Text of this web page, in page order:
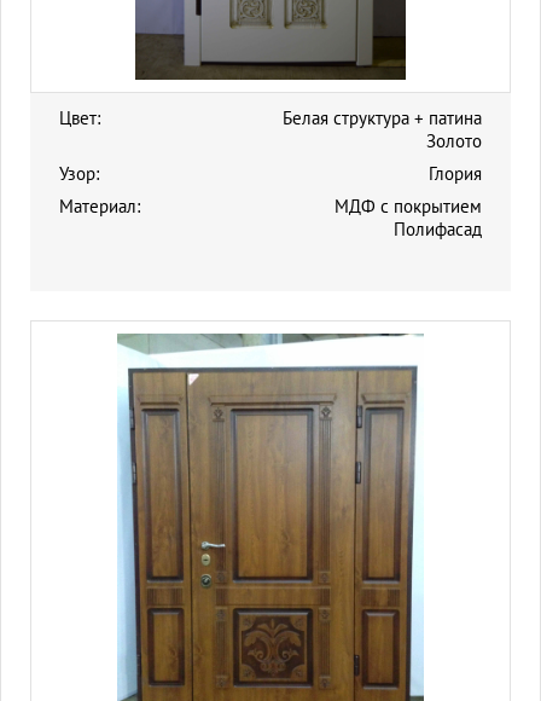
Цвет:
Белая структура + патина
Золото
Узор:
Глория
Материал:
МДФ с покрытием
Полифасад